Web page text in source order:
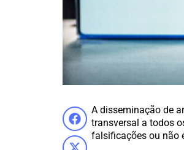
A disseminação de
transversal a todos
falsificações ou não